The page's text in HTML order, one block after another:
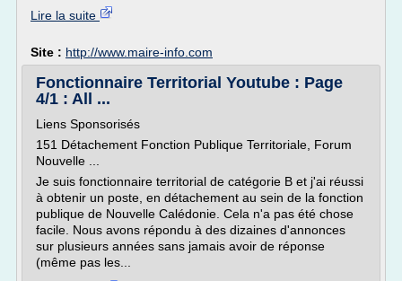
Lire la suite
Site : http://www.maire-info.com
Fonctionnaire Territorial Youtube : Page
4/1 : All ...
Liens Sponsorisés
151 Détachement Fonction Publique Territoriale, Forum
Nouvelle ...
Je suis fonctionnaire territorial de catégorie B et j'ai réussi
à obtenir un poste, en détachement au sein de la fonction
publique de Nouvelle Calédonie. Cela n'a pas été chose
facile. Nous avons répondu à des dizaines d'annonces
sur plusieurs années sans jamais avoir de réponse
(même pas les...